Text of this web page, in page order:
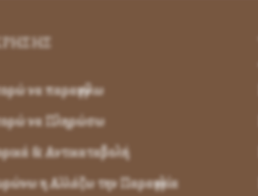
να παραγγείλω
να Πληρώσω
& Αντικαταβολή
η Αλλάζω την Παραγγελία